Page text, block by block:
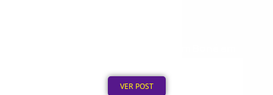
Publicado em: 5 de agosto de 2026
VER POST